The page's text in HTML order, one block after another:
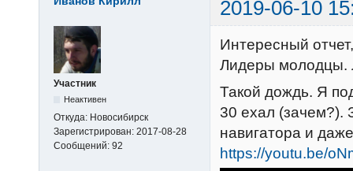
2019-06-10
Участник
Неактивен
Откуда: Новосибирск
Зарегистрирован: 2017-08-28
Сообщений: 92
Интересный
Лидеры молодцы.
Такой дождь. Я
30 ехал (зачем?).
навигатора и
https://youtu.be/